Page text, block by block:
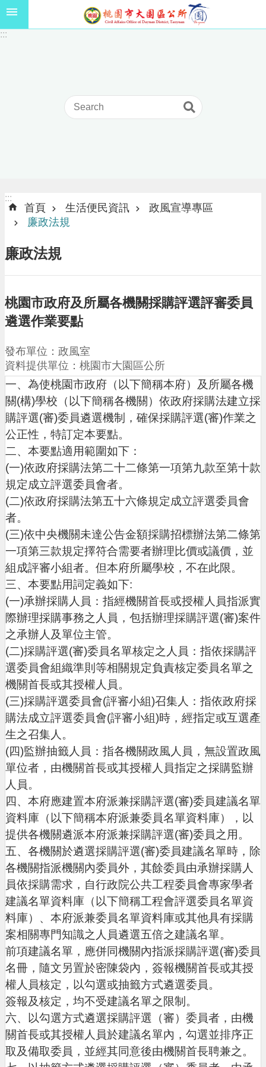
跳到主要內容區塊
1
獎
學
金
上
請
機
場
回
金
醫
療
保
健
費
線
上
請
市
民
卡
進
階
搜
尋
大
園
區
介
紹
訊
息
公
告
生
活
便
民
資
訊
機
關
通
訊
錄
相
關
資
料
回
首
頁
:::
:::
:::
首頁 生活便民資訊
政風宣導專區
廉政法規
廉政法規
桃園市政府及所屬各機關採購評選評審委員
遴選作業要點
發布單位：政風室
資料提供單位：桃園市大園區公所
一、為使桃園市政府（以下簡稱本府）及所屬各機
關(構)學校（以下簡稱各機關）依政府採購法建立採
購評選(審)委員遴選機制，確保採購評選(審)作業之
公正性，特訂定本要點。
二、本要點適用範圍如下：
(一)依政府採購法第二十二條第一項第九款至第十款
規定成立評選委員會者。
(二)依政府採購法第五十六條規定成立評選委員會
者。
(三)依中央機關未達公告金額採購招標辦法第二條第
一項第三款規定擇符合需要者辦理比價或議價，並
組成評審小組者。但本府所屬學校，不在此限。
三、本要點用詞定義如下:
(一)承辦採購人員：指經機關首長或授權人員指派實
際辦理採購事務之人員，包括辦理採購評選(審)案件
之承辦人及單位主管。
(二)採購評選(審)委員名單核定之人員：指依採購評
選委員會組織準則等相關規定負責核定委員名單之
機關首長或其授權人員。
(三)採購評選委員會(評審小組)召集人：指依政府採
購法成立評選委員會(評審小組)時，經指定或互選產
生之召集人。
(四)監辦抽籤人員：指各機關政風人員，無設置政風
單位者，由機關首長或其授權人員指定之採購監辦
人員。
四、本府應建置本府派兼採購評選(審)委員建議名單
資料庫（以下簡稱本府派兼委員名單資料庫），以
提供各機關遴派本府派兼採購評選(審)委員之用。
五、各機關於遴選採購評選(審)委員建議名單時，除
各機關指派機關內委員外，其餘委員由承辦採購人
員依採購需求，自行政院公共工程委員會專家學者
建議名單資料庫（以下簡稱工程會評選委員名單資
料庫）、本府派兼委員名單資料庫或其他具有採購
案相關專門知識之人員遴選五倍之建議名單。
前項建議名單，應併同機關內指派採購評選(審)委員
名冊，隨文另置於密陳袋內，簽報機關首長或其授
權人員核定，以勾選或抽籤方式遴選委員。
簽報及核定，均不受建議名單之限制。
六、以勾選方式遴選採購評選（審）委員者，由機
關首長或其授權人員於建議名單內，勾選並排序正
取及備取委員，並經其同意後由機關首長聘兼之。